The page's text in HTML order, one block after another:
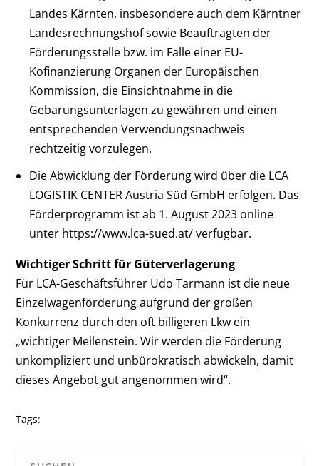
Landes Kärnten, insbesondere auch dem Kärntner
Landesrechnungshof sowie Beauftragten der
Förderungsstelle bzw. im Falle einer EU-
Kofinanzierung Organen der Europäischen
Kommission, die Einsichtnahme in die
Gebarungsunterlagen zu gewähren und einen
entsprechenden Verwendungsnachweis
rechtzeitig vorzulegen.
Die Abwicklung der Förderung wird über die LCA
LOGISTIK CENTER Austria Süd GmbH erfolgen. Das
Förderprogramm ist ab 1. August 2023 online
unter https://www.lca-sued.at/ verfügbar.
Wichtiger Schritt für Güterverlagerung
Für LCA-Geschäftsführer Udo Tarmann ist die neue
Einzelwagenförderung aufgrund der großen
Konkurrenz durch den oft billigeren Lkw ein
„wichtiger Meilenstein. Wir werden die Förderung
unkompliziert und unbürokratisch abwickeln, damit
dieses Angebot gut angenommen wird“.
Tags: